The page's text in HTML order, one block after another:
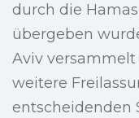
durch die
übergeben
Aviv
weitere
entscheidenden